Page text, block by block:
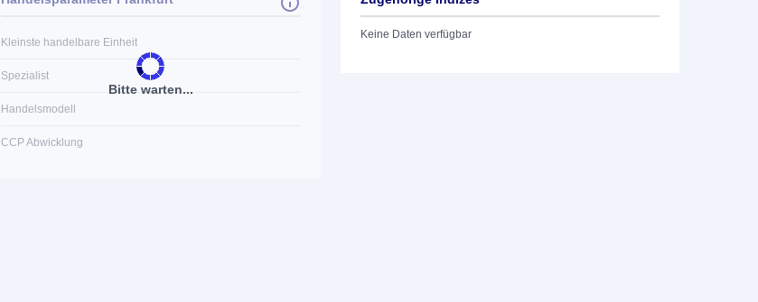
Bitte warten...
Kleinste handelbare Einheit
Spezialist
Handelsmodell
CCP Abwicklung
Keine Daten verfügbar